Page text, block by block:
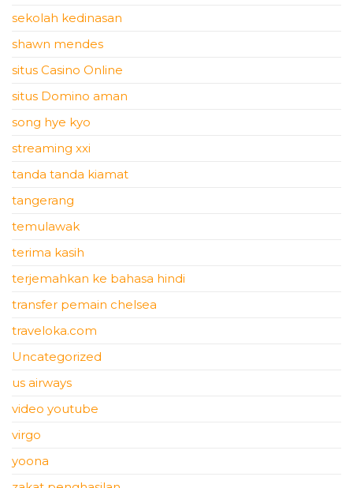
sekolah kedinasan
shawn mendes
situs Casino Online
situs Domino aman
song hye kyo
streaming xxi
tanda tanda kiamat
tangerang
temulawak
terima kasih
terjemahkan ke bahasa hindi
transfer pemain chelsea
traveloka.com
Uncategorized
us airways
video youtube
virgo
yoona